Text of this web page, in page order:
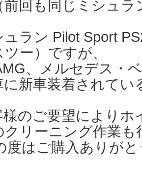
前回も同じミシュ
ュラン Pilot Sport
ー）ですが、
、メルセデス・
に新車装着されて
のご要望によりホ
クリーニング作業も
度はご購入ありが